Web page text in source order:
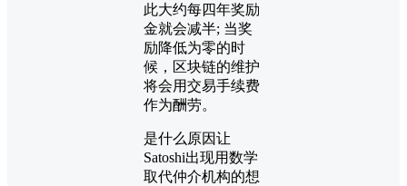
此大约每四年奖励
金就会减半; 当奖
励降低为零的时
候，区块链的维护
将会用交易手续费
作为酬劳。
是什么原因让
Satoshi出现用数学
取代仲介机构的想